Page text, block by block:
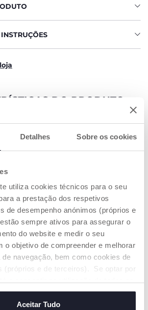
Detalhes Sobre os cookies
utiliza cookies técnicos para o seu
a prestação dos respetivos
de desempenho anónimos (próprios e
sempre ativos para assegurar o
do website e medir o seu
o objetivo de compreender e melhorar
navegação, bem como cookies de
(próprios e de terceiros). Se optar por
saber mais, alterar ou revogar o
todos ou de alguns cookies, clique em
Aceitar Tudo
DO PRODUTO
MESA FALANTE
INOVADORA
O tabuleiro pode ser
utilizado tanto na
parte da frente como
na parte de trás.
Possui pernas e
tabuleiro removíveis
para brincar também